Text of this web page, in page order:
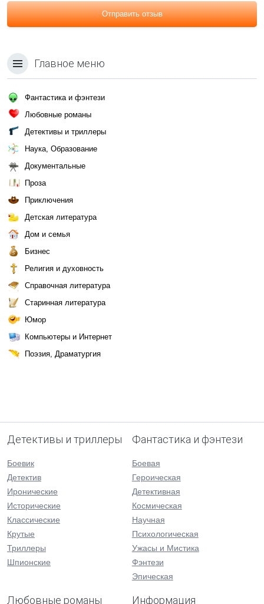
Отправить отзыв
Главное меню
Фантастика и фэнтези
Любовные романы
Детективы и триллеры
Наука, Образование
Документальные
Проза
Приключения
Детская литература
Дом и семья
Бизнес
Религия и духовность
Справочная литература
Старинная литература
Юмор
Компьютеры и Интернет
Поэзия, Драматургия
Детективы и триллеры
Боевик
Детектив
Иронические
Исторические
Классические
Крутые
Триллеры
Шпионские
Фантастика и фэнтези
Боевая
Героическая
Детективная
Космическая
Научная
Психологическая
Ужасы и Мистика
Фэнтези
Эпическая
Любовные романы Информация